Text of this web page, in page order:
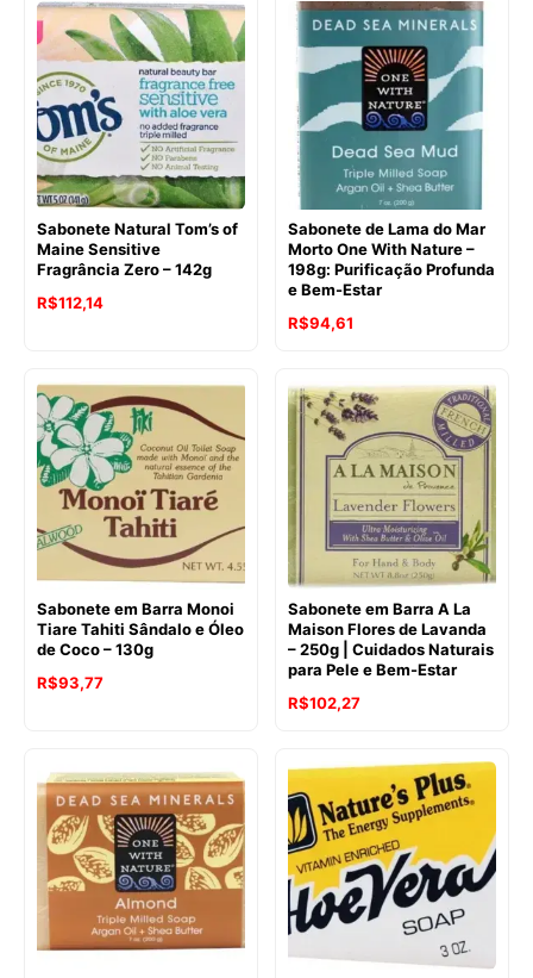
original
era:
R$112,67.
atual
é:
R$104,06.
Sabonete Natural Tom’s of
Maine Sensitive
Fragrância Zero – 142g
O
era:
R$120,38.
R$112,14O
é:
R$112,14.
Sabonete de Lama do Mar
Morto One With Nature –
198g: Purificação Profunda
e Bem-Estar
O
original
era:
R$112,67.
R$94,61
atual
é:
R$94,61.
Sabonete em Barra Monoi
Tiare Tahiti Sândalo e Óleo
de Coco – 130g
O
era:
R$134,35.
R$93,77O
é:
R$93,77.
Sabonete em Barra A La
Maison Flores de Lavanda
– 250g | Cuidados Naturais
para Pele e Bem-Estar
O
original
era:
R$121,70.
R$102,27O
atual
é:
R$102,27.